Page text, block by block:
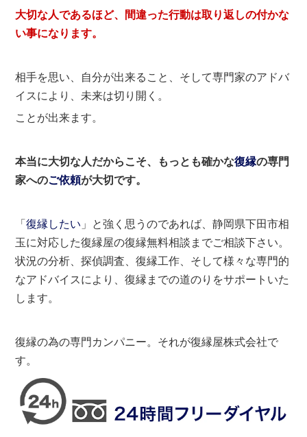
大切な人であるほど、間違った行動は取り返しの付かな
い事になります。
相手を思い、自分が出来ること、そして専門家のアドバ
イスにより、未来は切り開く。
ことが出来ます。
本当に大切な人だからこそ、もっとも確かな復縁の専門
家へのご依頼が大切です。
「復縁したい 」と強く思うのであれば、静岡県下田市相
玉に対応した復縁屋の復縁無料相談までご相談下さい。
状況の分析、探偵調査、復縁工作、そして様々な専門的
なアドバイスにより、復縁までの道のりをサポートいた
します。
復縁の為の専門カンパニー。それが復縁屋株式会社で
す。